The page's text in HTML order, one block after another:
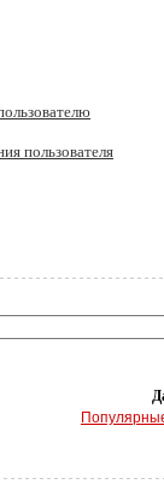
пользователя